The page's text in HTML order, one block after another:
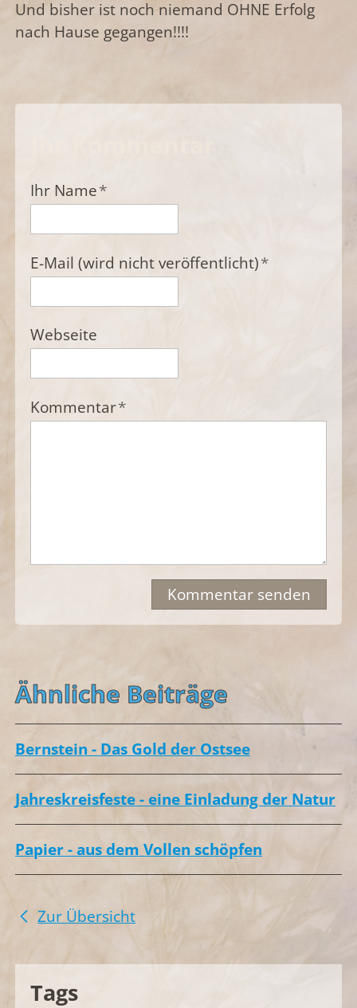
Und bisher ist noch niemand OHNE Erfolg
nach Hause gegangen!!!!
Ihr Name*
E-Mail (wird nicht veröffentlicht)*
Webseite
Kommentar*
Kommentar senden
Ähnliche Beiträge
Bernstein - Das Gold der Ostsee
Jahreskreisfeste - eine Einladung der Natur
Papier - aus dem Vollen schöpfen
Zur Übersicht
Tags